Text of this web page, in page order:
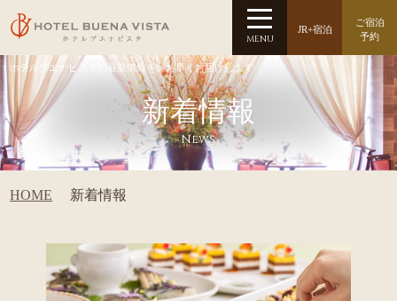
ホテルブエナビスタの最新情報をいち早くお届けします
新着情報
News
HOME 新着情報
MENU
JR+宿泊
ご宿泊
予約